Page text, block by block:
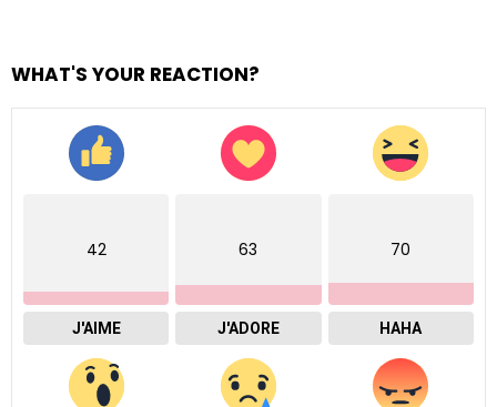
WHAT'S YOUR REACTION?
42
J'AIME
63
J'ADORE
70
HAHA